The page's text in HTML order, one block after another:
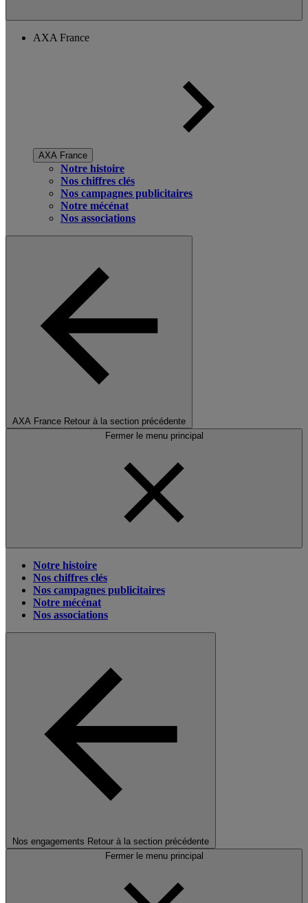
AXA France
AXA France
Notre histoire
Nos chiffres clés
Nos campagnes publicitaires
Notre mécénat
Nos associations
AXA France Retour à la section précédente
Fermer le menu principal
Notre histoire
Nos chiffres clés
Nos campagnes publicitaires
Notre mécénat
Nos associations
Nos engagements Retour à la section précédente
Fermer le menu principal